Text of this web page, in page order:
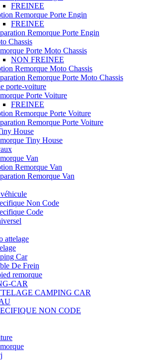
FREINEE
Remorque Porte Engin
FREINEE
Remorque Porte Engin
Chassis
Porte Moto Chassis
NON FREINEE
Remorque Moto Chassis
Remorque Porte Moto Chassis
porte-voiture
Porte Voiture
FREINEE
Remorque Porte Voiture
Remorque Porte Voiture
House
Tiny House
Van
Remorque Van
Remorque Van
Non Code
Code
attelage
Car
De Frein
remorque
CAR
CAMPING CAR
NON CODE